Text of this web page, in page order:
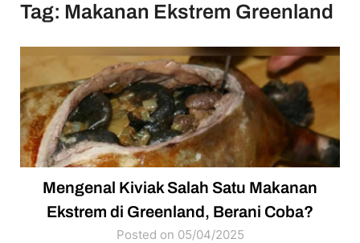
Tag: Makanan Ekstrem Greenland
Mengenal Kiviak Salah Satu Makanan
Ekstrem di Greenland, Berani Coba?
Posted on 05/04/2025